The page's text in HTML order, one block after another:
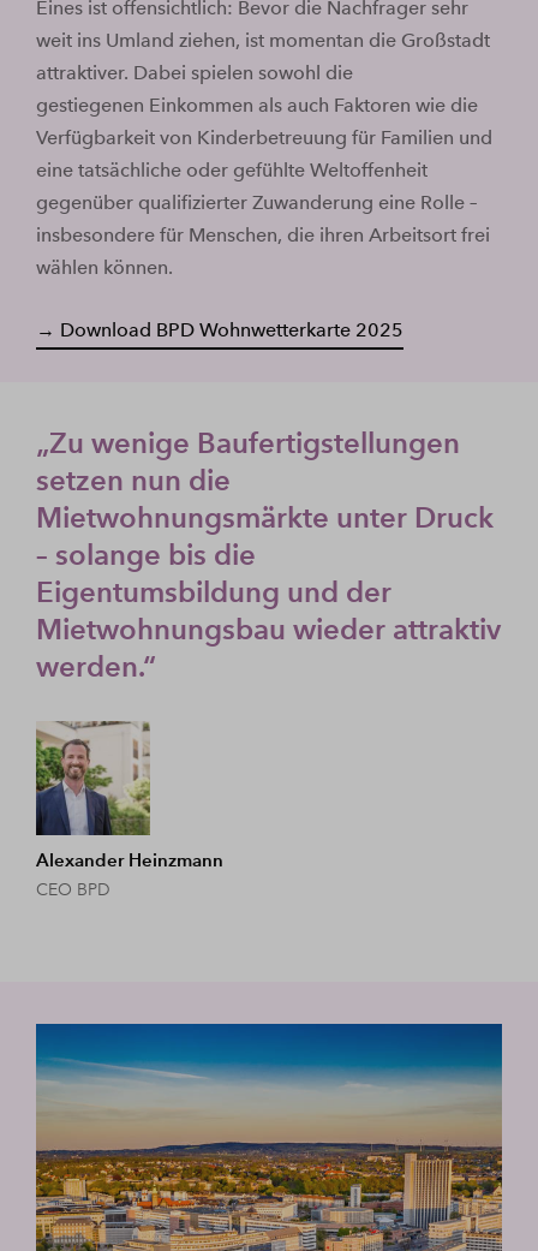
Eines ist offensichtlich: Bevor die Nachfrager sehr
weit ins Umland ziehen, ist momentan die Großstadt
attraktiver. Dabei spielen sowohl die
gestiegenen Einkommen als auch Faktoren wie die
Verfügbarkeit von Kinderbetreuung für Familien und
eine tatsächliche oder gefühlte Weltoffenheit
gegenüber qualifizierter Zuwanderung eine Rolle –
insbesondere für Menschen, die ihren Arbeitsort frei
wählen können.
→ Download BPD Wohnwetterkarte 2025
„Zu wenige Baufertigstellungen
setzen nun die
Mietwohnungsmärkte unter Druck
– solange bis die
Eigentumsbildung und der
Mietwohnungsbau wieder attraktiv
werden.“
Alexander Heinzmann
CEO BPD